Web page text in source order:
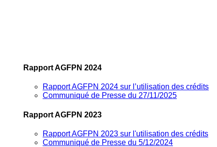
Rapport AGFPN 2024
Rapport AGFPN 2024 sur l’utilisation des crédits
Communiqué de Presse du 27/11/2025
Rapport AGFPN 2023
Rapport AGFPN 2023 sur l'utilisation des crédits
Communiqué de Presse du 5/12/2024